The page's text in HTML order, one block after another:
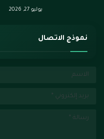
يوليو 27, 2026
نموذج الاتصال